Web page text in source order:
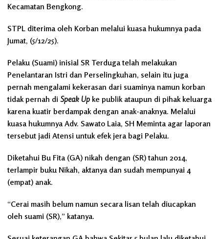
Kecamatan Bengkong.
STPL diterima oleh Korban melalui kuasa hukumnya pada
Jumat, (5/12/25).
Pelaku (Suami) inisial SR Terduga telah melakukan
Penelantaran Istri dan Perselingkuhan, selain itu juga
pernah mengalami kekerasan dari suaminya namun korban
tidak pernah di Speak Up ke publik ataupun di pihak keluarga
karena kuatir berdampak dengan anak-anaknya. Melalui
kuasa hukumnya Adv. Sawato Laia, SH Meminta agar laporan
tersebut jadi Atensi untuk efek jera bagi Pelaku.
Diketahui Bu Fita (GA) nikah dengan (SR) tahun 2014,
terlampir buku Nikah, aktanya dan sudah mempunyai 4
(empat) anak.
“Cerai masih belum namun secara lisan telah diucapkan
oleh suami (SR),” katanya.